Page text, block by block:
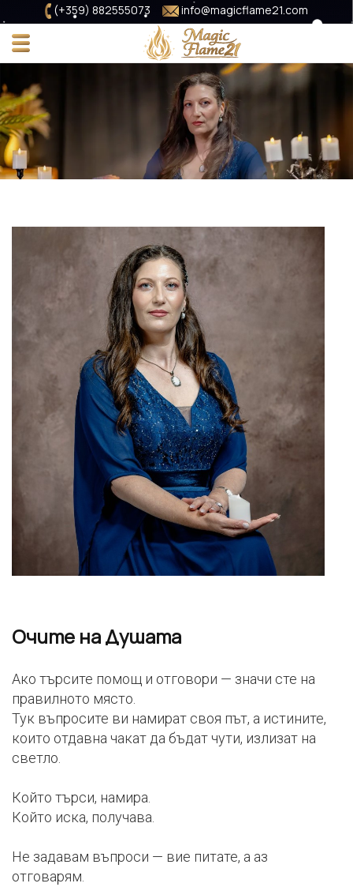
(+359) 882555073 info@magicflame21.com
Очите на Душата
Ако търсите помощ и отговори — значи сте на
правилното място.
Тук въпросите ви намират своя път, а истините,
които отдавна чакат да бъдат чути, излизат на
светло.
Който търси, намира.
Който иска, получава.
Не задавам въпроси — вие питате, а аз
отговарям.